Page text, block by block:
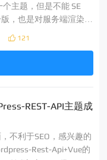
个主题，但是不能 SE
，也是对服务端渲染做
在我的GitHub上了，
稍微麻烦一点，这
121
REST-API主题成
不利于SEO，感兴趣的
Rest-Api+Vue的